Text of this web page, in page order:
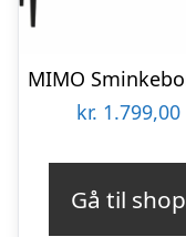
kr. 1.799,00
Gå til shop